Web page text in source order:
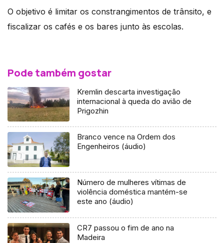
O objetivo é limitar os constrangimentos de trânsito, e
fiscalizar os cafés e os bares junto às escolas.
Pode também gostar
Kremlin descarta investigação
internacional à queda do avião de
Prigozhin
Branco vence na Ordem dos
Engenheiros (áudio)
Número de mulheres vítimas de
violência doméstica mantém-se
este ano (áudio)
CR7 passou o fim de ano na
Madeira